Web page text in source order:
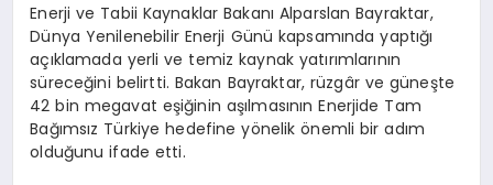
Enerji ve Tabii Kaynaklar Bakanı Alparslan Bayraktar,
Dünya Yenilenebilir Enerji Günü kapsamında yaptığı
açıklamada yerli ve temiz kaynak yatırımlarının
süreceğini belirtti. Bakan Bayraktar, rüzgâr ve güneşte
42 bin megavat eşiğinin aşılmasının Enerjide Tam
Bağımsız Türkiye hedefine yönelik önemli bir adım
olduğunu ifade etti.